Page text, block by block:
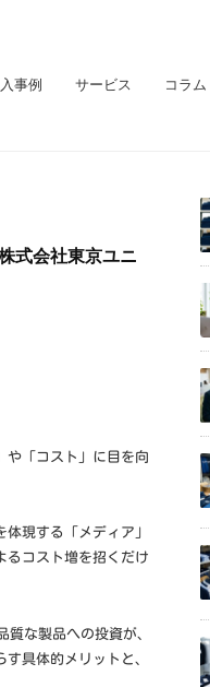
事例 サービス コラム
式会社東京ユニ
や「コスト」に目を向
現する「メディア」
るコスト増を招くだけ
質な製品への投資が、
具体的メリットと、